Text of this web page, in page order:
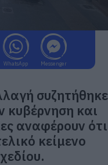
WhatsApp Messenger
συζητήθηκε
κυβέρνηση και
αναφέρουν ότι
κείμενο